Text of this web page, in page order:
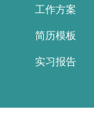
工作方案
简历模板
实习报告